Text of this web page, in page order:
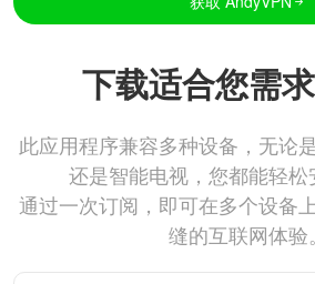
下载适合您需
此应用程序兼容多种设备，无论
还是智能电视，您都能轻松
通过一次订阅，即可在多个设备
缝的互联网体验。